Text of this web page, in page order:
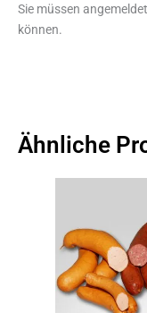
Sie müssen
können.
Ähnliche